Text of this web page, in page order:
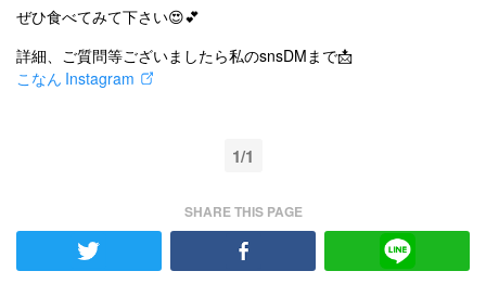
ぜひ食べてみて下さい😍💕
詳細、ご質問等ございましたら私のsnsDMまで📩
こなん Instagram
1/1
SHARE THIS PAGE